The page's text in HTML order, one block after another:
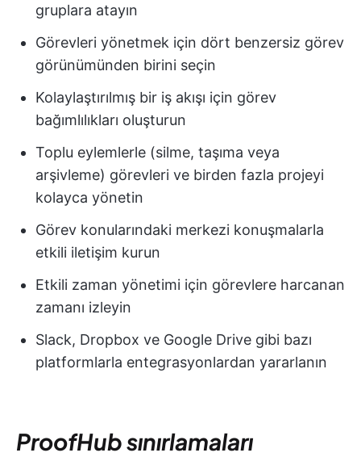
gruplara atayın
Görevleri yönetmek için dört benzersiz görev
görünümünden birini seçin
Kolaylaştırılmış bir iş akışı için görev
bağımlılıkları oluşturun
Toplu eylemlerle (silme, taşıma veya
arşivleme) görevleri ve birden fazla projeyi
kolayca yönetin
Görev konularındaki merkezi konuşmalarla
etkili iletişim kurun
Etkili zaman yönetimi için görevlere harcanan
zamanı izleyin
Slack, Dropbox ve Google Drive gibi bazı
platformlarla entegrasyonlardan yararlanın
ProofHub sınırlamaları